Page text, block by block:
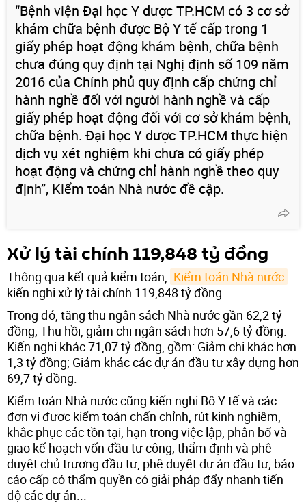
“Bệnh viện Đại học Y dược TP.HCM có 3 cơ sở
khám chữa bệnh được Bộ Y tế cấp trong 1
giấy phép hoạt động khám bệnh, chữa bệnh
chưa đúng quy định tại Nghị định số 109 năm
2016 của Chính phủ quy định cấp chứng chỉ
hành nghề đối với người hành nghề và cấp
giấy phép hoạt động đối với cơ sở khám bệnh,
chữa bệnh. Đại học Y dược TP.HCM thực hiện
dịch vụ xét nghiệm khi chưa có giấy phép
hoạt động và chứng chỉ hành nghề theo quy
định”, Kiểm toán Nhà nước đề cập.
Xử lý tài chính 119,848 tỷ đồng
Thông qua kết quả kiểm toán,
Kiểm toán Nhà nước
kiến nghị xử lý tài chính 119,848 tỷ đồng.
Trong đó, tăng thu ngân sách Nhà nước gần 62,2 tỷ
đồng; Thu hồi, giảm chi ngân sách hơn 57,6 tỷ đồng.
Kiến nghị khác 71,07 tỷ đồng, gồm: Giảm chi khác hơn
1,3 tỷ đồng; Giảm khác các dự án đầu tư xây dựng hơn
69,7 tỷ đồng.
Kiểm toán Nhà nước cũng kiến nghị Bộ Y tế và các
đơn vị được kiểm toán chấn chỉnh, rút kinh nghiệm,
khắc phục các tồn tại, hạn trong việc lập, phân bổ và
giao kế hoạch vốn đầu tư công; thẩm định và phê
duyệt chủ trương đầu tư, phê duyệt dự án đầu tư; báo
cáo cấp có thẩm quyền có giải pháp đẩy nhanh tiến
độ các dự án...